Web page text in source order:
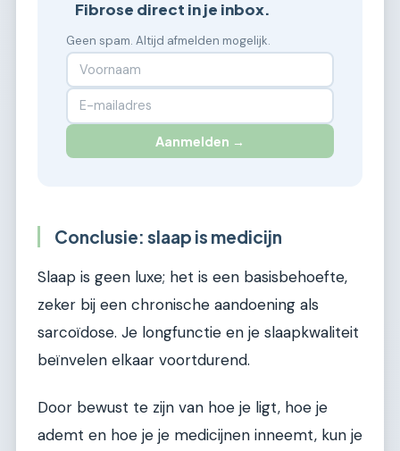
Fibrose direct in je inbox.
Geen spam. Altijd afmelden mogelijk.
Aanmelden →
Conclusie: slaap is medicijn
Slaap is geen luxe; het is een basisbehoefte,
zeker bij een chronische aandoening als
sarcoïdose. Je longfunctie en je slaapkwaliteit
beïnvelen elkaar voortdurend.
Door bewust te zijn van hoe je ligt, hoe je
ademt en hoe je je medicijnen inneemt, kun je